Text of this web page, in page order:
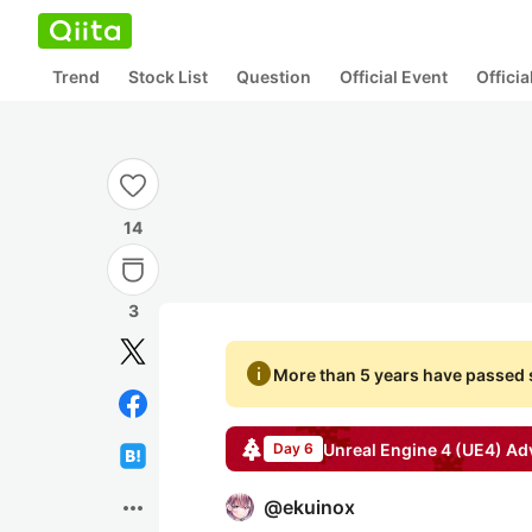
Trend Stock List Question Official Event
14
3
more_horiz
infoMore than 5 years have passed
Day 6 Unreal Engine 4 (UE4)
@ekuinox